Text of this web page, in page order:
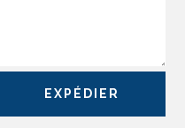
EXPÉDIER